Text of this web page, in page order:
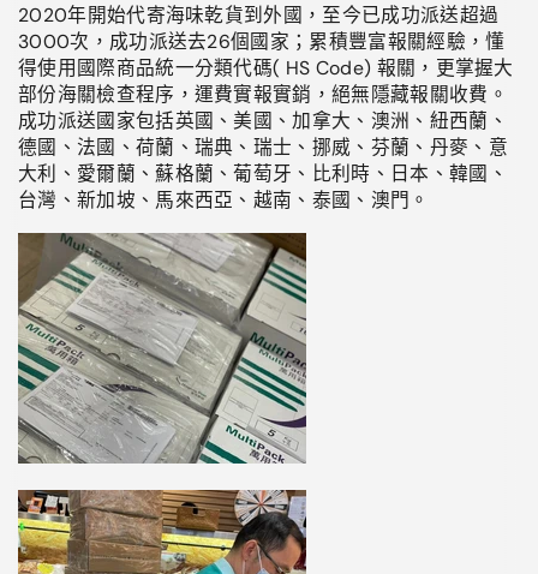
2020年開始代寄海味乾貨到外國，至今已成功派送超過
3000次，成功派送去26個國家；累積豐富報關經驗，懂
得使用國際商品統一分類代碼( HS Code) 報關，更掌握大
部份海關檢查程序，運費實報實銷，絕無隱藏報關收費。
成功派送國家包括英國、美國、加拿大、澳洲、紐西蘭、
德國、法國、荷蘭、瑞典、瑞士、挪威、芬蘭、丹麥、意
大利、愛爾蘭、蘇格蘭、葡萄牙、比利時、日本、韓國、
台灣、新加坡、馬來西亞、越南、泰國、澳門。